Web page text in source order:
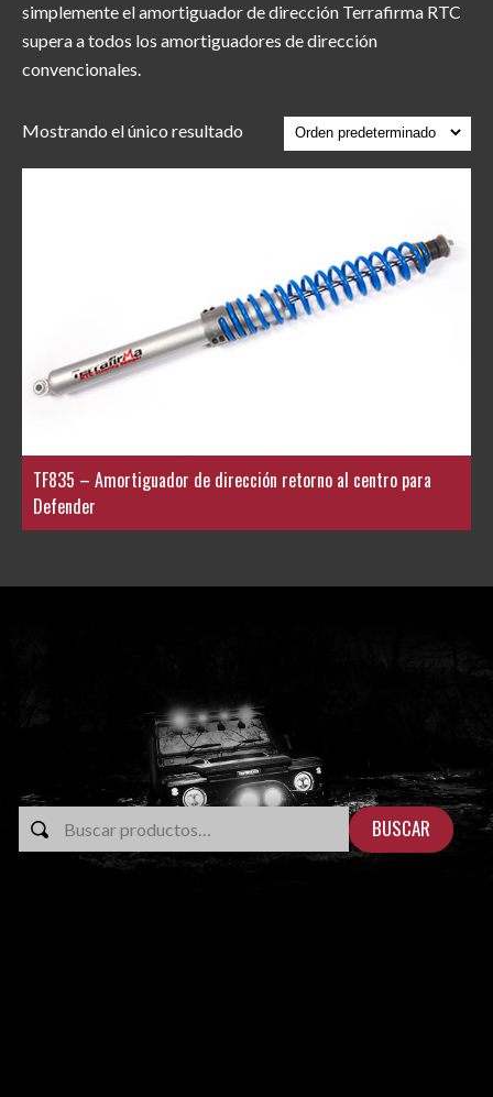
simplemente el amortiguador de dirección Terrafirma RTC
supera a todos los amortiguadores de dirección
convencionales.
Mostrando el único resultado
TF835 – Amortiguador de dirección retorno al centro para
Defender
BUSCAR